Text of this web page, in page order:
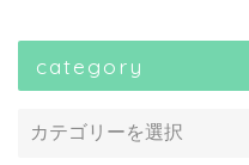
category